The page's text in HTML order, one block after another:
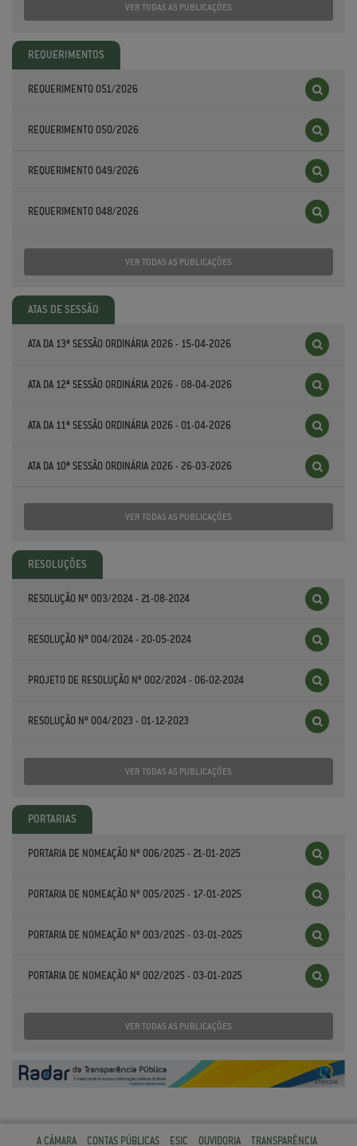
VER TODAS AS PUBLICAÇÕES
REQUERIMENTOS
REQUERIMENTO 051/2026
REQUERIMENTO 050/2026
REQUERIMENTO 049/2026
REQUERIMENTO 048/2026
VER TODAS AS PUBLICAÇÕES
ATAS DE SESSÃO
ATA DA 13ª SESSÃO ORDINÁRIA 2026 - 15-04-2026
ATA DA 12ª SESSÃO ORDINÁRIA 2026 - 08-04-2026
ATA DA 11ª SESSÃO ORDINÁRIA 2026 - 01-04-2026
ATA DA 10ª SESSÃO ORDINÁRIA 2026 - 26-03-2026
VER TODAS AS PUBLICAÇÕES
RESOLUÇÕES
RESOLUÇÃO Nº 003/2024 - 21-08-2024
RESOLUÇÃO Nº 004/2024 - 20-05-2024
PROJETO DE RESOLUÇÃO Nº 002/2024 - 06-02-2024
RESOLUÇÃO Nº 004/2023 - 01-12-2023
VER TODAS AS PUBLICAÇÕES
PORTARIAS
PORTARIA DE NOMEAÇÃO Nº 006/2025 - 21-01-2025
PORTARIA DE NOMEAÇÃO Nº 005/2025 - 17-01-2025
PORTARIA DE NOMEAÇÃO Nº 003/2025 - 03-01-2025
PORTARIA DE NOMEAÇÃO Nº 002/2025 - 03-01-2025
VER TODAS AS PUBLICAÇÕES
A CÂMARA CONTAS PÚBLICAS ESIC OUVIDORIA TRANSPARÊNCIA